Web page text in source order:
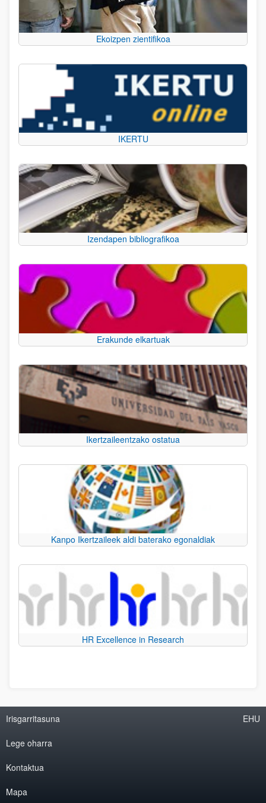
Ekoizpen zientifikoa
IKERTU
Izendapen bibliografikoa
Erakunde elkartuak
Ikertzaileentzako ostatua
Kanpo Ikertzaileek aldi baterako egonaldiak
HR Excellence in Research
Irisgarritasuna
Lege oharra
Kontaktua
Mapa
EHU